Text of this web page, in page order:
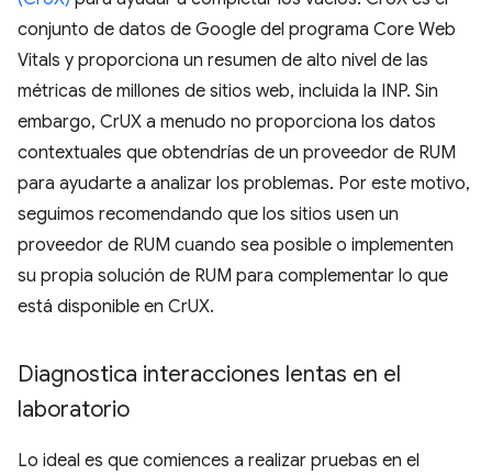
conjunto de datos de Google del programa Core Web
Vitals y proporciona un resumen de alto nivel de las
métricas de millones de sitios web, incluida la INP. Sin
embargo, CrUX a menudo no proporciona los datos
contextuales que obtendrías de un proveedor de RUM
para ayudarte a analizar los problemas. Por este motivo,
seguimos recomendando que los sitios usen un
proveedor de RUM cuando sea posible o implementen
su propia solución de RUM para complementar lo que
está disponible en CrUX.
Diagnostica interacciones lentas en el
laboratorio
Lo ideal es que comiences a realizar pruebas en el